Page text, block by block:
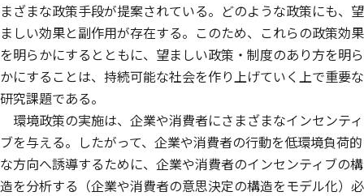
まざまな政策手段が提案されている。どのような政策にも、望
ましい効果と副作用が存在する。このため、これらの政策効果
を明らかにするとともに、望ましい政策・制度のあり方を明ら
かにすることは、持続可能な社会を作り上げていく上で重要な
研究課題である。
環境政策の実施は、企業や消費者にさまざまなインセンティ
ブを与える。したがって、企業や消費者の行動を低環境負荷的
な方向へ誘導するために、企業や消費者のインセンティブの構
造を分析する（企業や消費者の意思決定の構造をモデル化）必